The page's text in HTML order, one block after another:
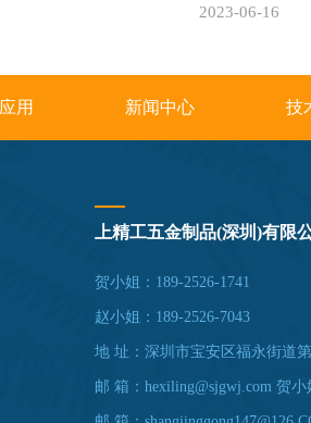
2023-06-16
用 新闻中心 技
上精工五金制品(深圳)有限
贺小姐：189-2526-1741
赵小姐：189-2526-7043
地 址：深圳市宝安区福永街道
邮 箱：hexiling@sjgwj.com 贺小